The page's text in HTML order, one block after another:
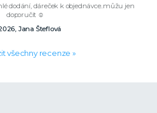
dodání, dáreček k objednávce..můžu jen
doporučit ☺️
Jana Šteflová
všechny recenze »